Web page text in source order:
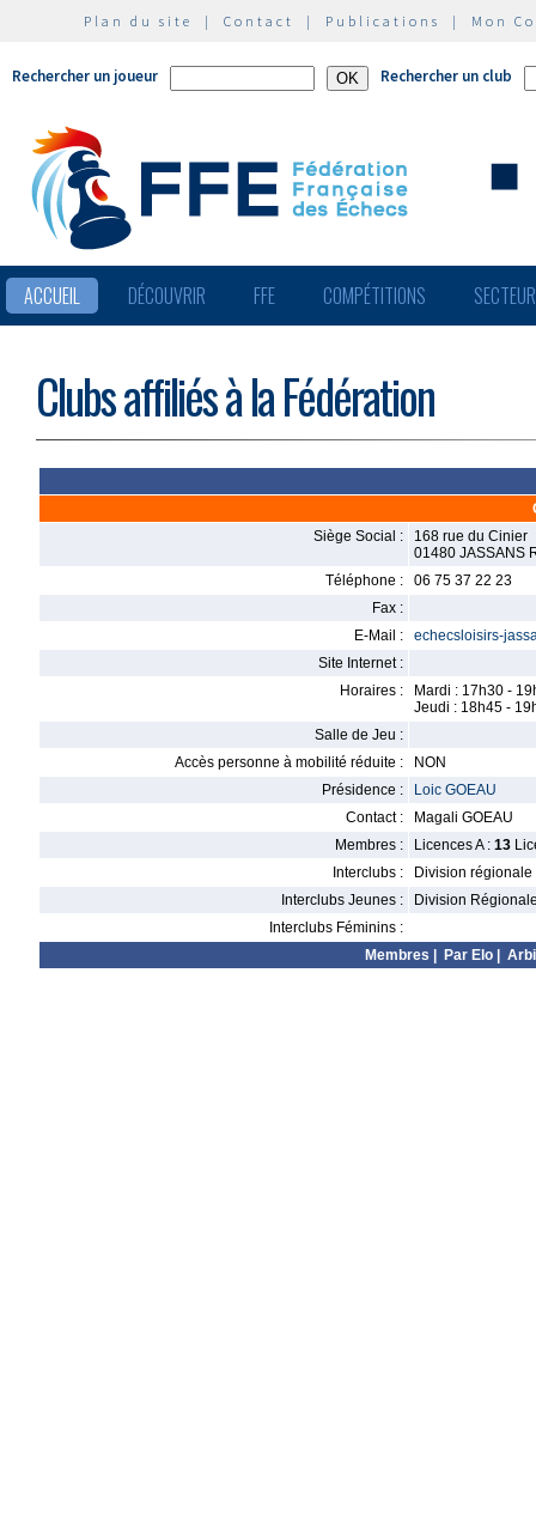
Plan du site | Contact | Publications | Mon
Rechercher un joueur Rechercher un club
ACCUEIL DÉCOUVRIR FFE COMPÉTITIONS
Clubs affiliés à la Fédération
Siège Social :
168 rue du Cinier
01480 JASSANS
Téléphone :
06 75 37 22 23
Fax :
E-Mail :
echecsloisirs-
Site Internet :
Horaires :
Mardi : 17h30 -
Jeudi : 18h45 -
Salle de Jeu :
Accès personne à mobilité réduite :
NON
Présidence :
Loic GOEAU
Contact :
Magali GOEAU
Membres :
Licences A : 13
Interclubs :
Division régionale
Interclubs Jeunes :
Division
Interclubs Féminins :
Membres
Par Elo